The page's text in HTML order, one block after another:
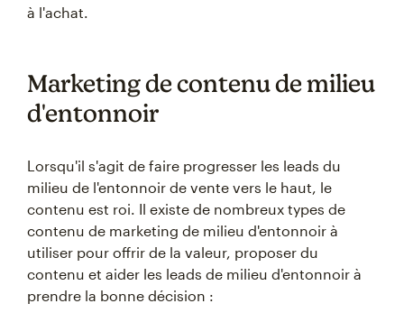
à l'achat.
Marketing de contenu de milieu
d'entonnoir
Lorsqu'il s'agit de faire progresser les leads du
milieu de l'entonnoir de vente vers le haut, le
contenu est roi. Il existe de nombreux types de
contenu de marketing de milieu d'entonnoir à
utiliser pour offrir de la valeur, proposer du
contenu et aider les leads de milieu d'entonnoir à
prendre la bonne décision :